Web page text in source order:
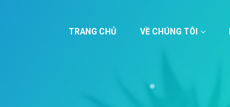
TRANG CHỦ VỀ CHÚNG TÔI